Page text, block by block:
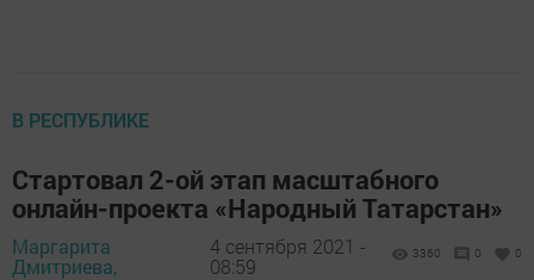
В РЕСПУБЛИКЕ
Стартовал 2-ой этап масштабного
онлайн-проекта «Народный Татарстан»
Маргарита
Дмитриева,
4 сентября 2021 -
08:59
3360 0 0